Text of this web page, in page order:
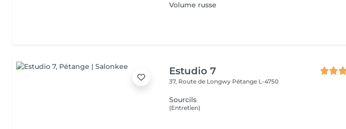
Volume russe
Estudio 7
37, Route de Longwy Pétange L-4750
Sourcils
(Entretien)